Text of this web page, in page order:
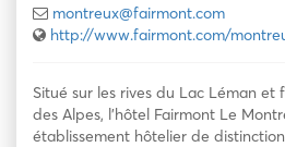
montreux@fairmont.com
http://www.fairmont.com/
Situé sur les rives du Lac Léman et
des Alpes, l’hôtel Fairmont Le
établissement hôtelier de